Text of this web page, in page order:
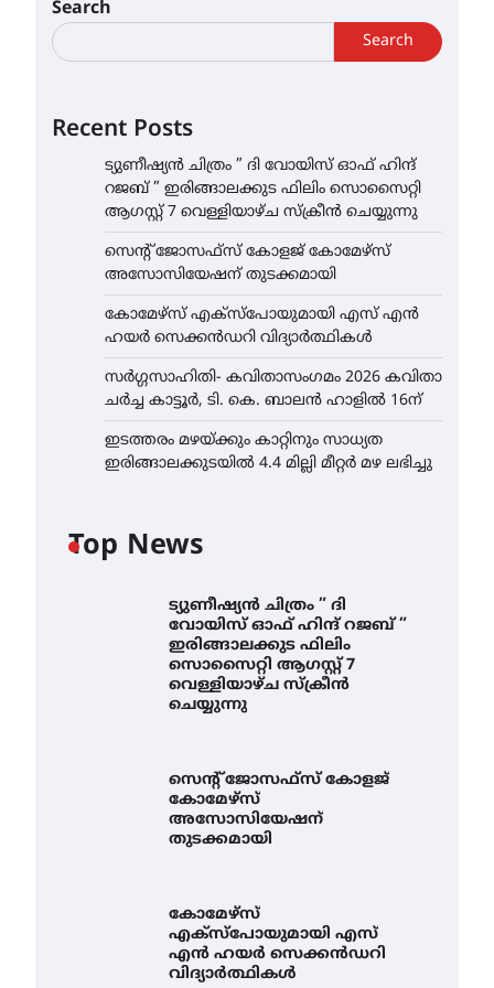
Search
Search
Recent Posts
ട്യുണീഷ്യൻ ചിത്രം ” ദി വോയിസ് ഓഫ് ഹിന്ദ്
റജബ് ” ഇരിങ്ങാലക്കുട ഫിലിം സൊസൈറ്റി
ആഗസ്റ്റ് 7 വെള്ളിയാഴ്ച സ്‌ക്രീൻ ചെയ്യുന്നു
സെന്റ് ജോസഫ്സ് കോളജ് കോമേഴ്‌സ്
അസോസിയേഷന് തുടക്കമായി
കോമേഴ്സ് എക്സ്പോയുമായി എസ് എൻ
ഹയർ സെക്കൻഡറി വിദ്യാർത്ഥികൾ
സർഗ്ഗസാഹിതി- കവിതാസംഗമം 2026 കവിതാ
ചർച്ച കാട്ടൂർ, ടി. കെ. ബാലൻ ഹാളിൽ 16ന്
ഇടത്തരം മഴയ്ക്കും കാറ്റിനും സാധ്യത
ഇരിങ്ങാലക്കുടയിൽ 4.4 മില്ലി മീറ്റർ മഴ ലഭിച്ചു
Top News
ട്യുണീഷ്യൻ ചിത്രം ” ദി
വോയിസ് ഓഫ് ഹിന്ദ് റജബ് ”
ഇരിങ്ങാലക്കുട ഫിലിം
സൊസൈറ്റി ആഗസ്റ്റ് 7
വെള്ളിയാഴ്ച സ്‌ക്രീൻ
ചെയ്യുന്നു
സെന്റ് ജോസഫ്സ് കോളജ്
കോമേഴ്‌സ്
അസോസിയേഷന്
തുടക്കമായി
കോമേഴ്സ്
എക്സ്പോയുമായി എസ്
എൻ ഹയർ സെക്കൻഡറി
വിദ്യാർത്ഥികൾ